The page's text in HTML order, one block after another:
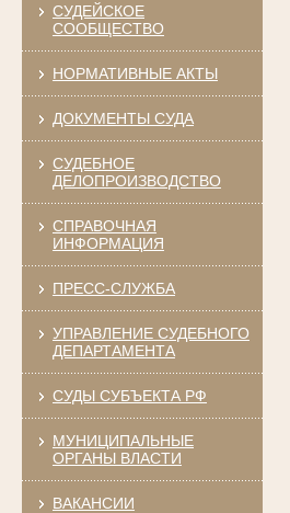
СУДЕЙСКОЕ
СООБЩЕСТВО
НОРМАТИВНЫЕ АКТЫ
ДОКУМЕНТЫ СУДА
СУДЕБНОЕ
ДЕЛОПРОИЗВОДСТВО
СПРАВОЧНАЯ
ИНФОРМАЦИЯ
ПРЕСС-СЛУЖБА
УПРАВЛЕНИЕ СУДЕБНОГО
ДЕПАРТАМЕНТА
СУДЫ СУБЪЕКТА РФ
МУНИЦИПАЛЬНЫЕ
ОРГАНЫ ВЛАСТИ
ВАКАНСИИ